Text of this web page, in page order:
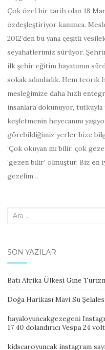
Çok özel bir tarih olan 18
özdeşleştiriyor kanımca.
2012’den bu yana çeşitli
seyahatlerimiz sürüyor.
ilk şehir eğitim hayatımın
sokak adımladık. Hem
mesleğimize daha hızlı
insanlara dokunuyor,
keşfetmenin heyecanını
görebildiğimiz yerler bize
‘Çok okuyan mı bilir, çok
‘gezen bilir’ olmuştur. Biz en
gezelim…
Search
SON YAZILAR
Batı Afrika Ülkesi Gine
Doğa Harikası Mavi Su
hayaloyuncakgezegeni
17 40 dolandırıcı Vespa 24
kidscaroyuncak instagram